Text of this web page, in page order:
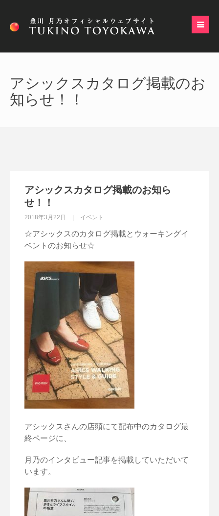
アシックスカタログ掲載のお
知らせ！！
アシックスカタログ掲載のお知ら
せ！！
2018年3月22日 イベント
☆アシックスのカタログ掲載とウォーキングイ
ベントのお知らせ☆
アシックスさんの店頭にて配布中のカタログ最
終ページに、
月乃のインタビュー記事を掲載していただいて
います。